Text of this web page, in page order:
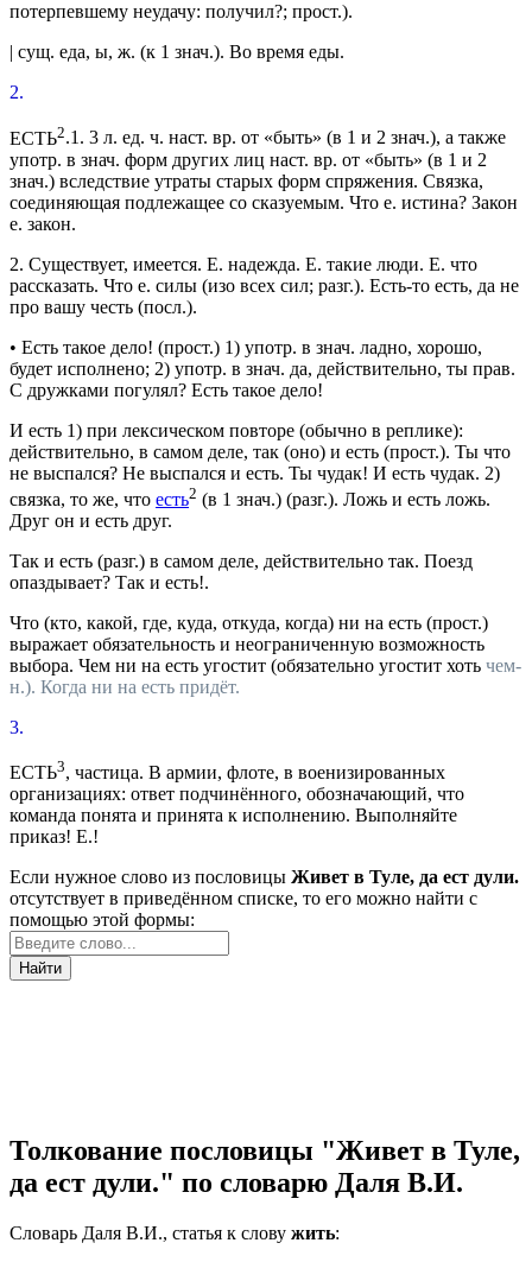
потерпевшему неудачу: получил?; прост.).
| сущ. еда, ы, ж. (к 1 знач.). Во время еды.
2.
ЕСТЬ2.1. 3 л. ед. ч. наст. вр. от «быть» (в 1 и 2 знач.), а также
употр. в знач. форм других лиц наст. вр. от «быть» (в 1 и 2
знач.) вследствие утраты старых форм спряжения. Связка,
соединяющая подлежащее со сказуемым. Что е. истина? Закон
е. закон.
2. Существует, имеется. Е. надежда. Е. такие люди. Е. что
рассказать. Что е. силы (изо всех сил; разг.). Есть-то есть, да не
про вашу честь (посл.).
• Есть такое дело! (прост.) 1) употр. в знач. ладно, хорошо,
будет исполнено; 2) употр. в знач. да, действительно, ты прав.
С дружками погулял? Есть такое дело!
И есть 1) при лексическом повторе (обычно в реплике):
действительно, в самом деле, так (оно) и есть (прост.). Ты что
не выспался? Не выспался и есть. Ты чудак! И есть чудак. 2)
связка, то же, что есть2 (в 1 знач.) (разг.). Ложь и есть ложь.
Друг он и есть друг.
Так и есть (разг.) в самом деле, действительно так. Поезд
опаздывает? Так и есть!.
Что (кто, какой, где, куда, откуда, когда) ни на есть (прост.)
выражает обязательность и неограниченную возможность
выбора. Чем ни на есть угостит (обязательно угостит хоть чем-
н.). Когда ни на есть придёт.
3.
ЕСТЬ3, частица. В армии, флоте, в военизированных
организациях: ответ подчинённого, обозначающий, что
команда понята и принята к исполнению. Выполняйте
приказ! Е.!
Если нужное слово из пословицы Живет в Туле, да ест дули.
отсутствует в приведённом списке, то его можно найти с
помощью этой формы:
Найти
Толкование пословицы "Живет в Туле,
да ест дули." по словарю Даля В.И.
Словарь Даля В.И., статья к слову жить: